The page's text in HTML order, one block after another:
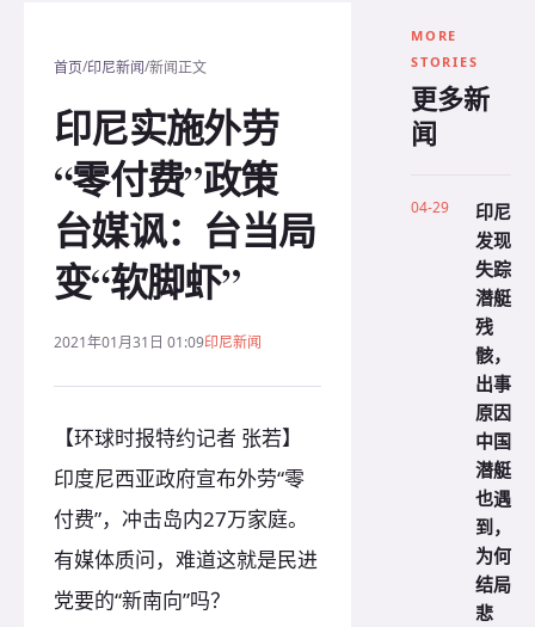
首页/印尼新闻/新闻正文
印尼实施外劳
“零付费”政策
台媒讽：台当局
变“软脚虾”
2021年01月31日 01:09印尼新闻
【环球时报特约记者 张若】
印度尼西亚政府宣布外劳“零
付费”，冲击岛内27万家庭。
有媒体质问，难道这就是民进
党要的“新南向”吗？
MORE
STORIES
更多新
闻
04-29
印尼
发现
失踪
潜艇
残
骸，
出事
原因
中国
潜艇
也遇
到，
为何
结局
悲